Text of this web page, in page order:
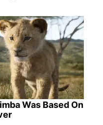
Was Based On